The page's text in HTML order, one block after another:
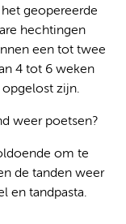
geopereerde
hechtingen
een tot twee
4 tot 6 weken
zijn.
weer poetsen?
om te
de tanden weer
en tandpasta.